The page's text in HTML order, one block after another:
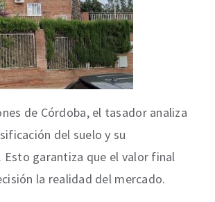
de Córdoba, el tasador analiza
del suelo y su
Esto garantiza que el valor final
la realidad del mercado.